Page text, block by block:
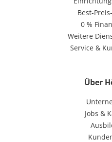
Best-
0 %
Weitere
Service &
Über
Jobs &